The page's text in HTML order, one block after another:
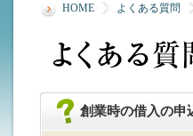
HOME よくある質問
創業時の借入の申